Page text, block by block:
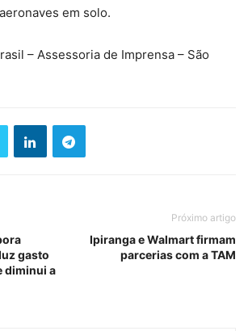
em solo.
– Assessoria de Imprensa – São
gasto
diminui a
Próximo artigo
Ipiranga e Walmart firmam
parcerias com a TAM